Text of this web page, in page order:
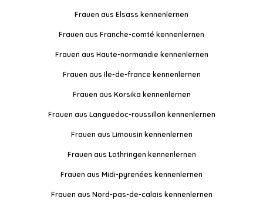
Frauen aus Elsass kennenlernen
Frauen aus Franche-comté kennenlernen
Frauen aus Haute-normandie kennenlernen
Frauen aus Ile-de-france kennenlernen
Frauen aus Korsika kennenlernen
Frauen aus Languedoc-roussillon kennenlernen
Frauen aus Limousin kennenlernen
Frauen aus Lothringen kennenlernen
Frauen aus Midi-pyrenées kennenlernen
Frauen aus Nord-pas-de-calais kennenlernen